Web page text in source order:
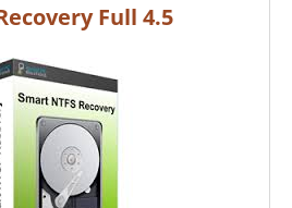
Full 4.5